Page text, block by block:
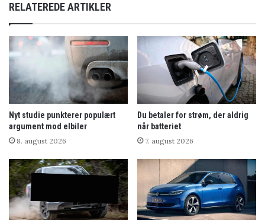
RELATEREDE ARTIKLER
Nyt studie punkterer populært
argument mod elbiler
8. august 2026
Du betaler for strøm, der aldrig
når batteriet
7. august 2026